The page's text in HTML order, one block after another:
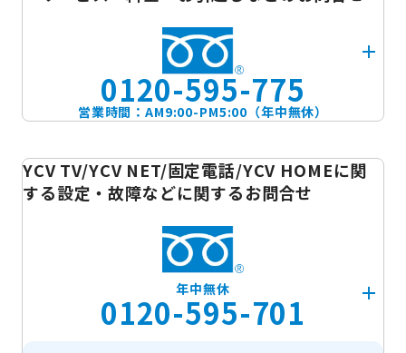
0120-595-775
営業時間：AM9:00-PM5:00（年中無休）
YCV TV/YCV NET/固定電話/YCV HOMEに関
する設定・故障などに関するお問合せ
年中無休
0120-595-701